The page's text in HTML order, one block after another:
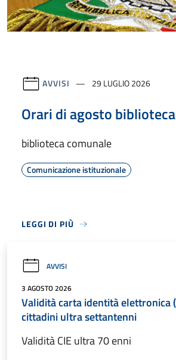
AVVISI 29 LUGLIO 2026
Orari di agosto
biblioteca comunale
Comunicazione istituzionale
LEGGI DI PIÙ
AVVISI
3 AGOSTO 2026
Validità carta identità elettronica
cittadini ultra settantenni
Validità CIE ultra 70 enni